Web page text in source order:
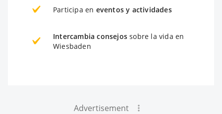
Participa en eventos y actividades
Intercambia consejos sobre la vida en
Wiesbaden
Advertisement